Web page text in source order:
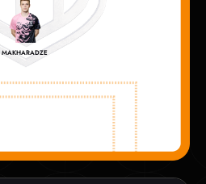
MAKHARADZE